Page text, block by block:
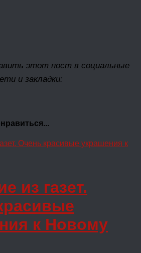
этот пост в социальные
и закладки:
из газет.
к Новому